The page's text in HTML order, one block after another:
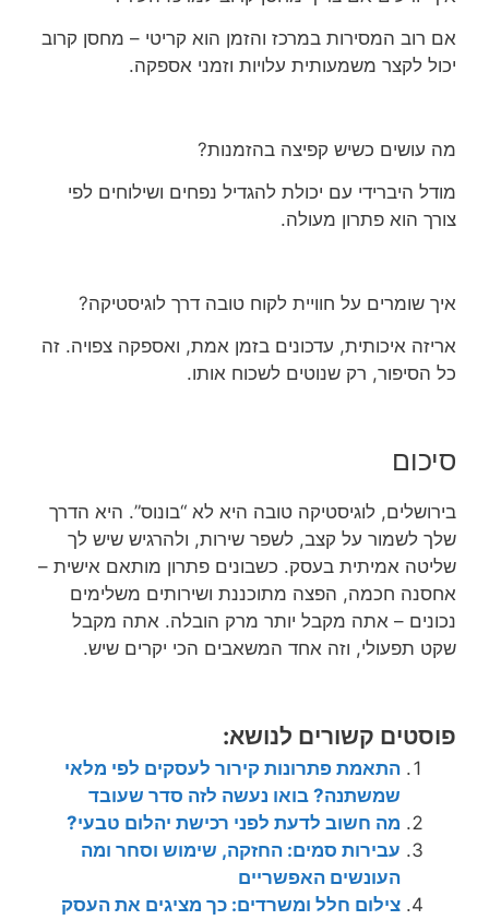
אם רוב המסירות במרכז והזמן הוא קריטי – מחסן קרוב
יכול לקצר משמעותית עלויות וזמני אספקה.
מה עושים כשיש קפיצה בהזמנות?
מודל היברידי עם יכולת להגדיל נפחים ושילוחים לפי
צורך הוא פתרון מעולה.
איך שומרים על חוויית לקוח טובה דרך לוגיסטיקה?
אריזה איכותית, עדכונים בזמן אמת, ואספקה צפויה. זה
כל הסיפור, רק שנוטים לשכוח אותו.
סיכום
בירושלים, לוגיסטיקה טובה היא לא “בונוס”. היא הדרך
שלך לשמור על קצב, לשפר שירות, ולהרגיש שיש לך
שליטה אמיתית בעסק. כשבונים פתרון מותאם אישית –
אחסנה חכמה, הפצה מתוכננת ושירותים משלימים
נכונים – אתה מקבל יותר מרק הובלה. אתה מקבל
שקט תפעולי, וזה אחד המשאבים הכי יקרים שיש.
פוסטים קשורים לנושא:
התאמת פתרונות קירור לעסקים לפי מלאי
שמשתנה? בואו נעשה לזה סדר שעובד
מה חשוב לדעת לפני רכישת יהלום טבעי?
עבירות סמים: החזקה, שימוש וסחר ומה
העונשים האפשריים
צילום חלל ומשרדים: כך מציגים את העסק